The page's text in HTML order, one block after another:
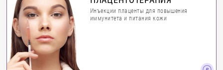
Инъекции плаценты для повышения
иммунитета и питания кожи